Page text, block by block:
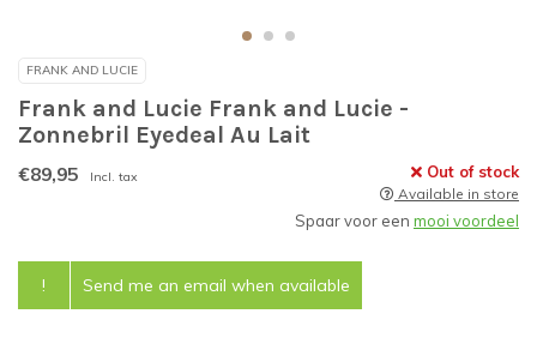
FRANK AND LUCIE
Frank and Lucie Frank and Lucie -
Zonnebril Eyedeal Au Lait
€89,95 Incl. tax Out of stock
Available in store
Spaar voor een mooi voordeel
! Send me an email when available